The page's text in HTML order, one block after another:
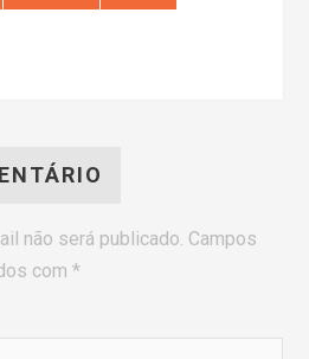
não será publicado. Campos
com*